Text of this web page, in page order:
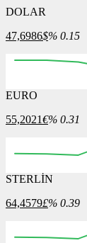
DOLAR
47,6986$% 0.15
EURO
55,2021€% 0.31
STERLİN
64,4579£% 0.39